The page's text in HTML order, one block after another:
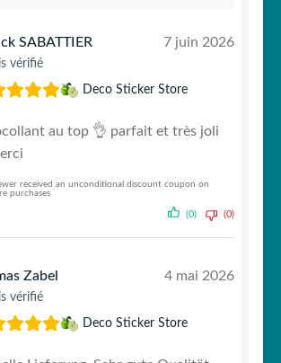
SABATTIER
vérifié
7 juin 2026
Deco Sticker Store
au top 👌 parfait et très joli
received an unconditional discount coupon on
purchases
(0) (0)
Zabel
vérifié
4 mai 2026
Deco Sticker Store